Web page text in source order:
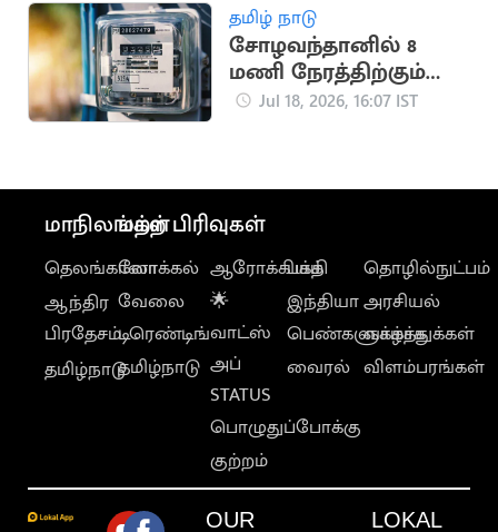
தமிழ் நாடு
சோழவந்தானில் 8
மணி நேரத்திற்கும்
மேலாக மின்தடை..
Jul 18, 2026, 16:07 IST
மாநிலங்கள்
தெலங்கானா
ஆந்திர
பிரதேசம்
தமிழ்நாடு
மற்ற பிரிவுகள்
லோக்கல்
வேலை
டிரெண்டிங்
தமிழ்நாடு
ஆரோக்கியம்
🌟
வாட்ஸ்
அப்
STATUS
பொழுதுப்போக்கு
குற்றம்
பக்தி
இந்தியா
பெண்களுக்காக
வைரல்
தொழில்நுட்பம்
அரசியல்
வாழ்த்துக்கள்
விளம்பரங்கள்
OUR LOKAL